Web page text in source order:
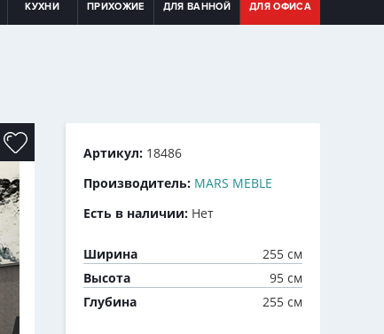
КУХНИ ПРИХОЖИЕ ДЛЯ ВАННОЙ ДЛЯ ОФИСА
Артикул: 18486
Производитель: MARS MEBLE
Есть в наличии: Нет
Ширина
255 см
Высота
95 см
Глубина
255 см